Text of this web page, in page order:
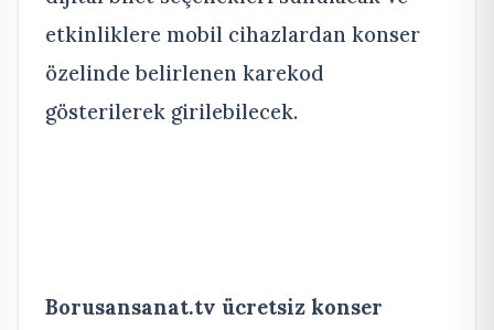
etkinliklere mobil cihazlardan konser
özelinde belirlenen karekod
gösterilerek girilebilecek.
Borusansanat.tv ücretsiz konser